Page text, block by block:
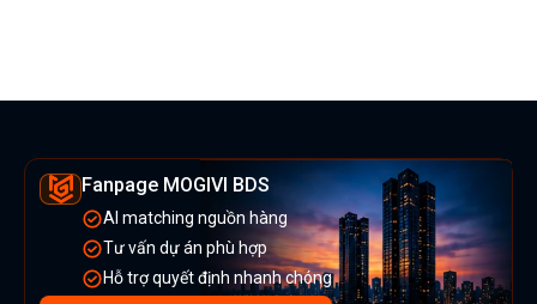
Fanpage MOGIVI BDS
AI matching nguồn hàng
Tư vấn dự án phù hợp
Hỗ trợ quyết định nhanh chóng